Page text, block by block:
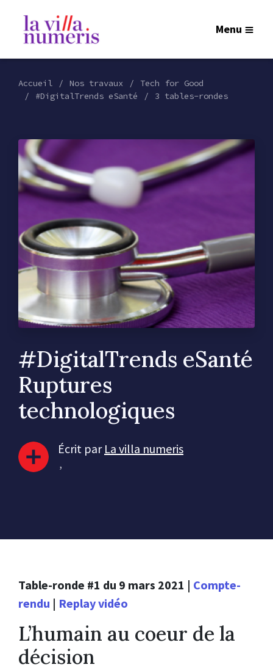
Menu
Accueil Nos travaux
Tech for Good
#DigitalTrends eSanté
3 tables-rondes
#DigitalTrends eSanté
Ruptures
technologiques
Écrit par La villa numeris
,
Table-ronde #1 du 9 mars 2021 | Compte-
rendu | Replay vidéo
L’humain au coeur de la
décision